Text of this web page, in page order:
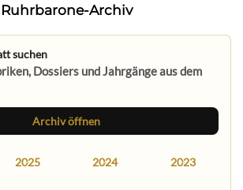
Ruhrbarone-Archiv
suchen
Dossiers und Jahrgänge aus dem
Archiv öffnen
2025 2024 2023